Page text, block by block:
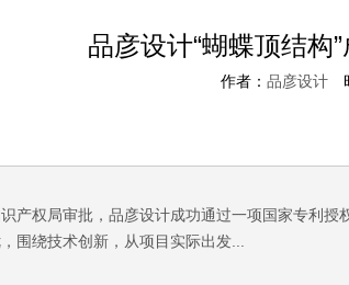
品彦设计“蝴蝶顶结构
作者： 品彦设计
产权局审批，品彦设计成功通过一项国家专利
围绕技术创新，从项目实际出发...